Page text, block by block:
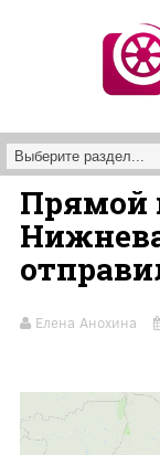
Прямой
Елена Анохина